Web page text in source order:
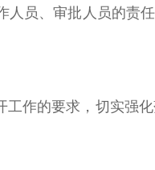
员、审批人员的责
的要求，切实强